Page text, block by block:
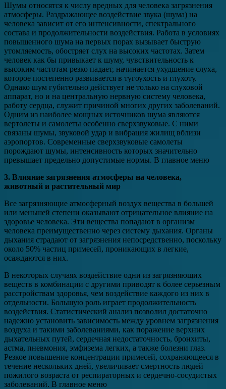
Шумы относятся к числу вредных для человека загрязнения
атмосферы. Раздражающее воздействие звука (шума) на
человека зависит от его интенсивности, спектрального
состава и продолжительности воздействия. Работа в условиях
повышенного шума на первых порах вызывает быструю
утомляемость, обостряет слух на высоких частотах. Затем
человек как бы привыкает к шуму, чувствительность к
высоким частотам резко падает, начинается ухудшение слуха,
которое постепенно развивается в тугоухость и глухоту.
Однако шум губительно действует не только на слуховой
аппарат, но и на центральную нервную систему человека,
работу сердца, служит причиной многих других заболеваний.
Одним из наиболее мощных источников шума являются
вертолеты и самолеты особенно сверхзвуковые. С ними
связаны шумы, звуковой удар и вибрация жилищ вблизи
аэропортов. Современные сверхзвуковые самолеты
порождают шумы, интенсивность которых значительно
превышает предельно допустимые нормы. В главное меню
3. Влияние загрязнения атмосферы на человека,
животный и растительный мир
Все загрязняющие атмосферный воздух вещества в большей
или меньшей степени оказывают отрицательное влияние на
здоровье человека. Эти вещества попадают в организм
человека преимущественно через систему дыхания. Органы
дыхания страдают от загрязнения непосредственно, поскольку
около 50% частиц примесей, проникающих в легкие,
осаждаются в них.
В некоторых случаях воздействие одни из загрязняющих
веществ в комбинации с другими приводят к более серьезным
расстройствам здоровья, чем воздействие каждого из них в
отдельности. Большую роль играет продолжительность
воздействия. Статистический анализ позволил достаточно
надежно установить зависимость между уровнем загрязнения
воздуха и такими заболеваниями, как поражение верхних
дыхательных путей, сердечная недостаточность, бронхиты,
астма, пневмония, эмфизема легких, а также болезни глаз.
Резкое повышение концентрации примесей, сохраняющееся в
течение нескольких дней, увеличивает смертность людей
пожилого возраста от респираторных и сердечно-сосудистых
заболеваний. В главное меню